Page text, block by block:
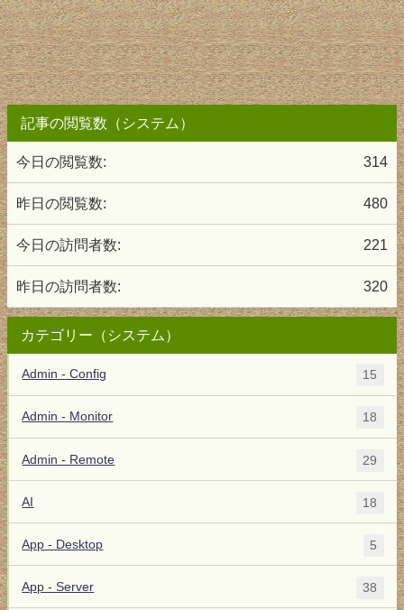
記事の閲覧数（システム）
314
今日の閲覧数:
480
昨日の閲覧数:
221
今日の訪問者数:
320
昨日の訪問者数:
カテゴリー（システム）
Admin - Config 15
Admin - Monitor 18
Admin - Remote 29
AI 18
App - Desktop 5
App - Server 38